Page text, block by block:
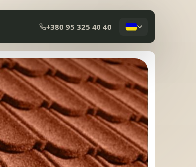
+380 95 325 40 40
КОМПОЗИТНА ЧЕРЕПИЦЯ